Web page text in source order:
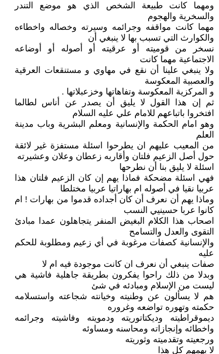
ومهما كانت طبيعة الشخص الذي هو موضع التندر
والسخرية والهجوم
مهما كانت مواقفه وجرائمه وسيرته وخصاله واخطاءه
والكوارث التي تسبب بها لا ينبغي أن
نسخر من قوميته أو عرقيته أو أصوله أو أوضاعه
الاجتماعية مهما كانت
ولا ينبغي علينا أن نقع في مهاوي و مستنقعات العرقية
والعصبية المعكوسة
و المركزية المعكوسة وتفاهاتها وخزعبلاتها .
ثم إن هذا القول لا يليق أن يصدر عن أناس لطالما
افتخروا باتباعهم للامام علي عليه السلام
وهو امام الحكمة والإنسانية ومعلم البشرية وباب مدينة
العلم
من المعيب عليهم ان يطرحوا اسئلة مستفزة غير لائقة
حول أصل الزعيم فلتان وأقاربه زعطان وعلان وعشيرته
اسئلة لا يليق بنا أن نطرحها
فهي اسئلة مضحكة فماذا يهم إن كان الزعيم فلتان هذا
عربيا نقيا في أصوله ام بهاراتيا عربيا مختلطا
وماذا يهم أن نعرف أن كان أجداده قدموا من بهارات ! ام
كانوا عربا حسينيي النسب
اصحاب هذا الكلام البغيض المنفر يتجاهلون عمدا مبادئ
التقوى والعدل والتسامح
والإنسانية كصفات مرغوبة في أي زعيم ومطلوبة للحكم
عليه
صفات ينبغي أن نعرف ان كانت موجودة فيه ام لا
وبدلا من ذلك راحوا يفكرون بطريقة جاهلية فاشية هي
ليست من الإسلام ومبادئه في شئ
هم لا يسألون عن وطنيته وخيانته شجاعته واستسلامه
حكمته وتهوره تواضعه وغروره
ديموقراطيته وديكتاتوريته ودمويته وفاشيته وجرائمه
واخطائه وإنجازاته ومحاسنه ومساوئه
ورجعيته وتقدميته وثوريته
لا يهمهم كل هذا